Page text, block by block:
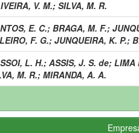
V. M.; SILVA, M. R.
E. C.; BRAGA, M. F.;
F. G.; JUNQUEIRA, K. P.;
L. H.; ASSIS, J. S. de; LIMA
M. R.; MIRANDA, A. A.